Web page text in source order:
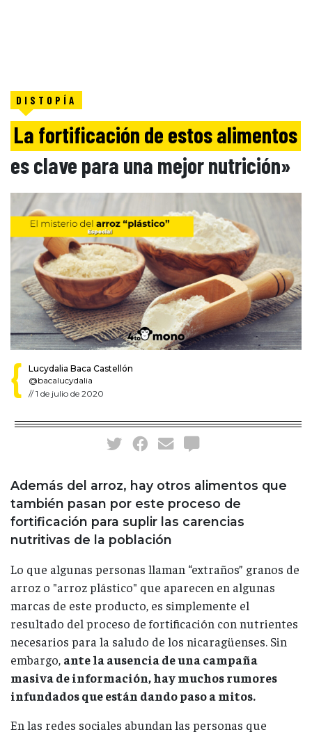
DISTOPÍA
La fortificación de estos alimentos
es clave para una mejor nutrición»
Lucydalia Baca Castellón
@bacalucydalia
//1 de julio de 2020
Además del arroz, hay otros alimentos que
también pasan por este proceso de
fortificación para suplir las carencias
nutritivas de la población
Lo que algunas personas llaman “extraños” granos de
arroz o "arroz plástico" que aparecen en algunas
marcas de este producto, es simplemente el
resultado del proceso de fortificación con nutrientes
necesarios para la saludo de los nicaragüenses. Sin
embargo, ante la ausencia de una campaña
masiva de información, hay muchos rumores
infundados que están dando paso a mitos.
En las redes sociales abundan las personas que